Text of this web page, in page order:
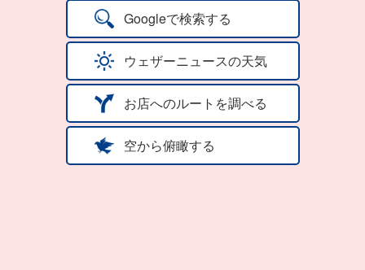
Googleで検索する
ウェザーニュースの天気
お店へのルートを調べる
空から俯瞰する